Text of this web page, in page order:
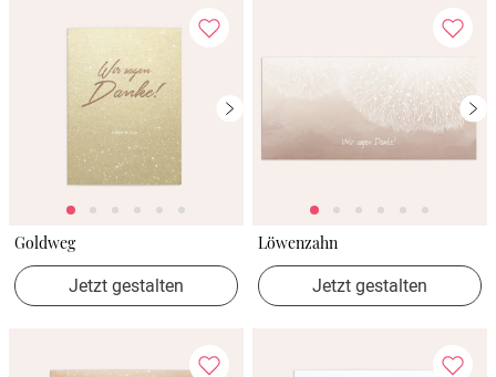
Goldweg
Jetzt gestalten
Löwenzahn
Jetzt gestalten